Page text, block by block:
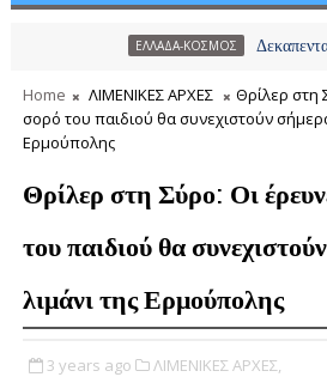
ΕΛΛΑΔΑ-ΚΟΣΜΟΣ
Home ΛΙΜΕΝΙΚΕΣ ΑΡΧΕΣ
Θρίλερ στη
σορό του παιδιού θα συνεχιστούν
Ερμούπολης
Θρίλερ στη Σύρο: Οι
του παιδιού θα
λιμάνι της Ερμούπολης
3 years ago ΛΙΜΕΝΙΚΕΣ ΑΡΧΕΣ,